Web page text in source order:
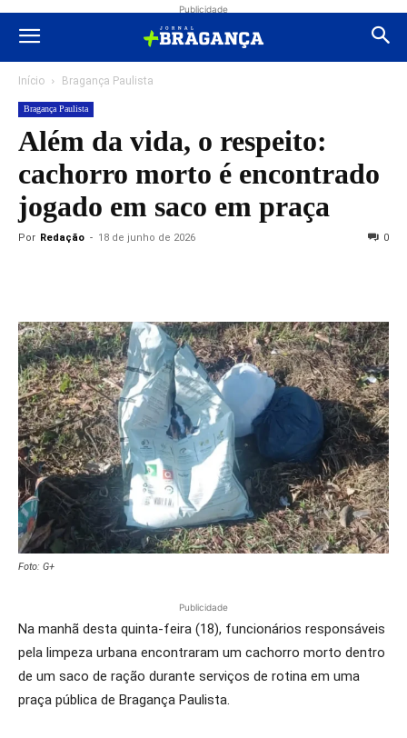
Publicidade
Início Bragança Paulista
Bragança Paulista
Além da vida, o respeito:
cachorro morto é encontrado
jogado em saco em praça
Por Redação - 18 de junho de 2026 0
Foto: G+
Publicidade
Na manhã desta quinta-feira (18), funcionários responsáveis
pela limpeza urbana encontraram um cachorro morto dentro
de um saco de ração durante serviços de rotina em uma
praça pública de Bragança Paulista.